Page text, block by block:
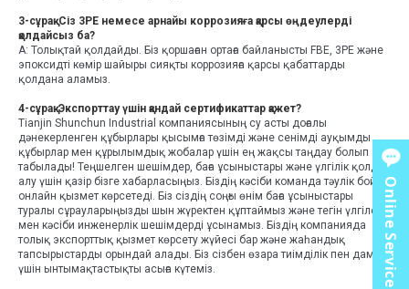
3-сұрақ: Сіз 3PE немесе арнайы коррозияға қарсы өңдеулерді
қолдайсыз ба?
A: Толықтай қолдайды. Біз қоршаған ортаға байланысты FBE, 3PE және
эпоксидті көмір шайыры сияқты коррозияға қарсы қабаттарды
қолдана аламыз.
4-сұрақ: Экспорттау үшін қандай сертификаттар қажет?
Tianjin Shunchun Industrial компаниясының су асты доғалы
дәнекерленген құбырлары қысымға төзімді және сенімді ауқымды
құбырлар мен құрылымдық жобалар үшін ең жақсы таңдау болып
табылады! Теңшелген шешімдер, баға ұсыныстары және үлгілік қолдау
алу үшін қазір бізге хабарласыңыз. Біздің кәсіби команда тәулік бойы
онлайн қызмет көрсетеді. Біз сіздің соңғы өнім баға ұсыныстары
туралы сұрауларыңызды шын жүректен құптаймыз және тегін үлгілер
мен кәсіби инженерлік шешімдерді ұсынамыз. Біздің компанияда
толық экспорттық қызмет көрсету жүйесі бар және жаһандық
тапсырыстарды орындай алады. Біз сізбен өзара тиімділік пен даму
үшін ынтымақтастықты асыға күтеміз.
Online Service